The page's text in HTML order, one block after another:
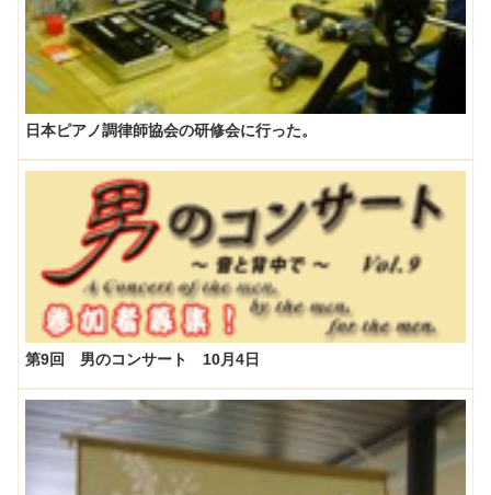
日本ピアノ調律師協会の研修会に行った。
第9回 男のコンサート 10月4日